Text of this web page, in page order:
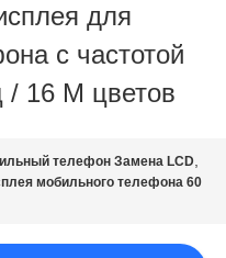
для
с частотой
/ 16 М цветов
телефон Замена LCD,
мобильного телефона 60